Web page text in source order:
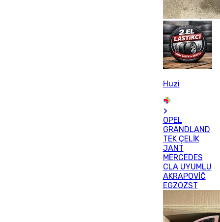
Huzi
OPEL
GRANDLAND
TEK ÇELİK
JANT
MERCEDES
CLA UYUMLU
AKRAPOVİČ
EGZOZST